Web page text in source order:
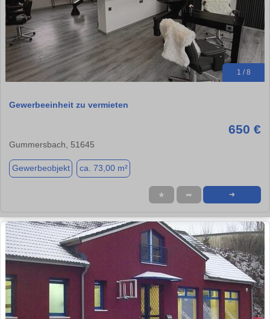
1 / 8
Gewerbeeinheit zu vermieten
650 €
Gummersbach, 51645
Gewerbeobjekt ca. 73,00 m²
★ ➦ ➜